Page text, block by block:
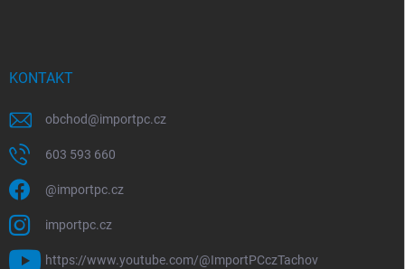
KONTAKT
obchod@importpc.cz
603 593 660
@importpc.cz
importpc.cz
https://www.youtube.com/@ImportPCczTachov